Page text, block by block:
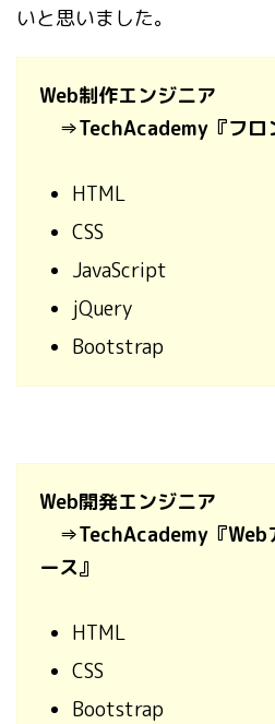
いと思いました。
Web制作エンジニア
⇒TechAcademy『フロ
HTML
CSS
JavaScript
jQuery
Bootstrap
Web開発エンジニア
⇒TechAcademy『Web
ース』
HTML
CSS
Bootstrap